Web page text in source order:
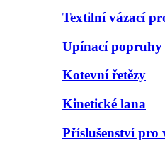
Textilní vázací
Upínací popruhy
Kotevní řetězy
Kinetické lana
Příslušenství pro